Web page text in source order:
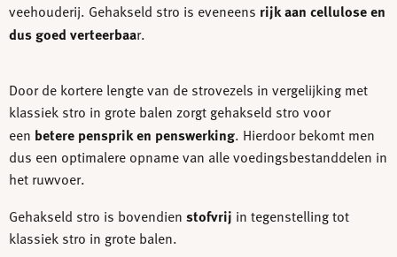
veehouderij. Gehakseld stro is eveneens rijk aan cellulose en
dus goed verteerbaar.
Door de kortere lengte van de strovezels in vergelijking met
klassiek stro in grote balen zorgt gehakseld stro voor
een betere pensprik en penswerking. Hierdoor bekomt men
dus een optimalere opname van alle voedingsbestanddelen in
het ruwvoer.
Gehakseld stro is bovendien stofvrij in tegenstelling tot
klassiek stro in grote balen.